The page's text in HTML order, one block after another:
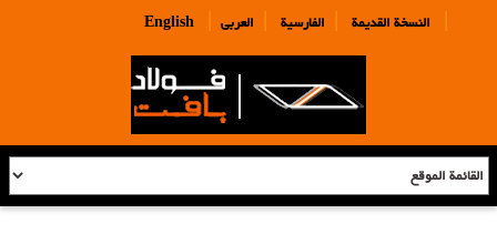
English| النسخة القديمة | الفارسية | العربی |